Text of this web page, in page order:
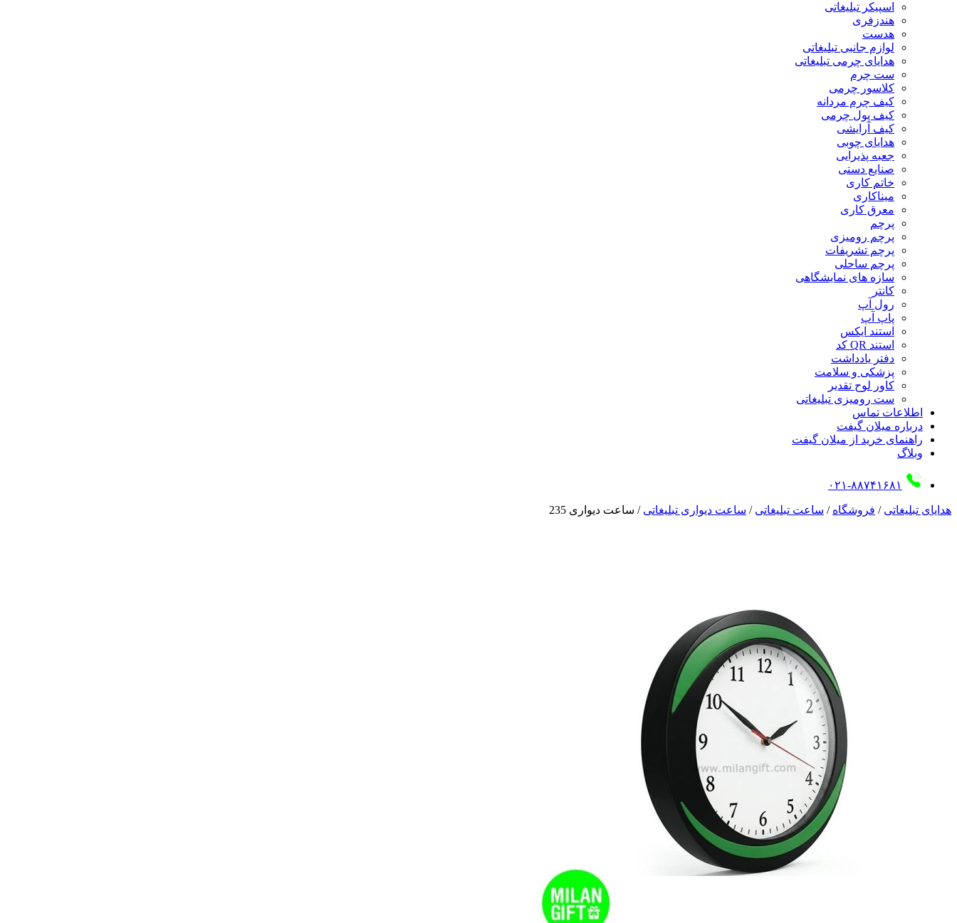
اسپیکر تبلیغاتی
هندزفری
هدست
لوازم جانبی تبلیغاتی
هدایای چرمی تبلیغاتی
ست چرم
کلاسور چرمی
کیف چرم مردانه
کیف پول چرمی
کیف آرایشی
هدایای چوبی
جعبه پذیرایی
صنایع دستی
خاتم کاری
میناکاری
معرق کاری
پرچم
پرچم رومیزی
پرچم تشریفات
پرچم ساحلی
سازه های نمایشگاهی
کانتر
رول آپ
پاپ آپ
استند ایکس
استند QR کد
دفتر یادداشت
پزشکی و سلامت
کاور لوح تقدیر
ست رومیزی تبلیغاتی
اطلاعات تماس
درباره میلان گیفت
راهنمای خرید از میلان گیفت
وبلاگ
۰۲۱-۸۸۷۴۱۶۸۱
هدایای تبلیغاتی / فروشگاه / ساعت تبلیغاتی / ساعت دیواری تبلیغاتی / ساعت دیواری 235